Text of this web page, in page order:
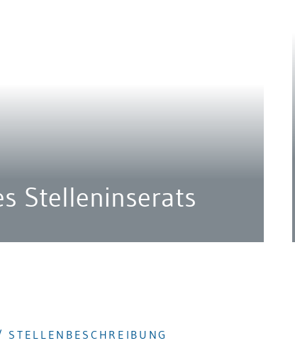
Stelleninserats
STELLENBESCHREIBUNG